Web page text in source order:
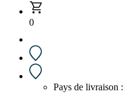
0
Pays de livraison :